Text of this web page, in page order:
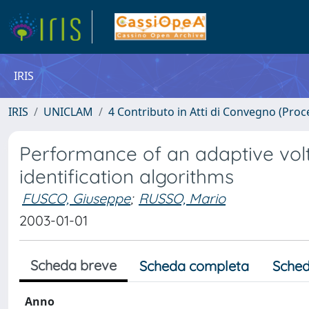
IRIS
IRIS UNICLAM 4 Contributo in Atti di Convegno
Performance of an adaptive
identification algorithms
FUSCO, Giuseppe; RUSSO, Mario
2003-01-01
Scheda breve Scheda completa
Anno